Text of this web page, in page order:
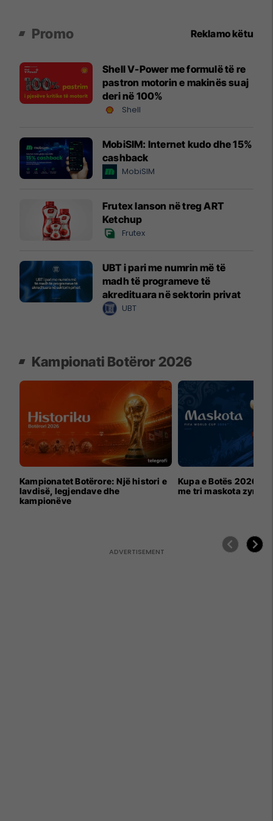
Promo Reklamo këtu
Shell V-Power me formulë të re
pastron motorin e makinës suaj
deri në 100%
Shell
MobiSIM: Internet kudo dhe 15%
cashback
MobiSIM
Frutex lanson në treg ART
Ketchup
Frutex
UBT i pari me numrin më të
madh të programeve të
akredituara në sektorin privat
UBT
Kampionati Botëror 2026
Kampionatet Botërore: Një histori e
lavdisë, legjendave dhe
kampionëve
Kupa e Botës 2026
me tri maskota zyrtare